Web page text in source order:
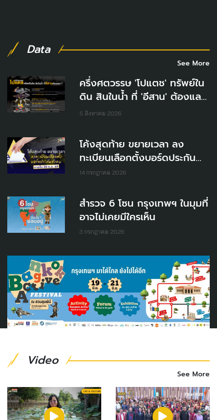
Data
See More
ครึ่งศตวรรษ 'โปแตช' ทรัพย์ใน
ดิน สินในน้ำ ที่ 'อีสาน' ต้องแลก
?
5 สิงหาคม 2026
โค้งสุดท้าย ขยายเวลา ลง
ทะเบียนเลือกตั้งบอร์ดประกัน
สังคม ภายใน 20 ก.ค. 69
14 กรกฎาคม 2026
สำรวจ 6 โซน กรุงเทพฯ ในมุมที่
อาจไม่เคยมีใครเห็น
3 กรกฎาคม 2026
Video
See More